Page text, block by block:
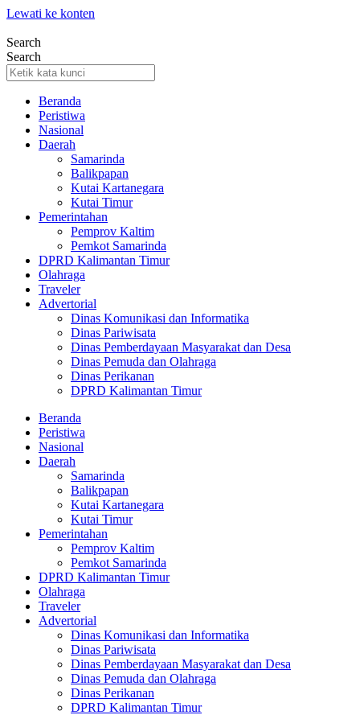
Lewati ke konten
Search
Search
Beranda
Peristiwa
Nasional
Daerah
Samarinda
Balikpapan
Kutai Kartanegara
Kutai Timur
Pemerintahan
Pemprov Kaltim
Pemkot Samarinda
DPRD Kalimantan Timur
Olahraga
Traveler
Advertorial
Dinas Komunikasi dan Informatika
Dinas Pariwisata
Dinas Pemberdayaan Masyarakat dan Desa
Dinas Pemuda dan Olahraga
Dinas Perikanan
DPRD Kalimantan Timur
Beranda
Peristiwa
Nasional
Daerah
Samarinda
Balikpapan
Kutai Kartanegara
Kutai Timur
Pemerintahan
Pemprov Kaltim
Pemkot Samarinda
DPRD Kalimantan Timur
Olahraga
Traveler
Advertorial
Dinas Komunikasi dan Informatika
Dinas Pariwisata
Dinas Pemberdayaan Masyarakat dan Desa
Dinas Pemuda dan Olahraga
Dinas Perikanan
DPRD Kalimantan Timur